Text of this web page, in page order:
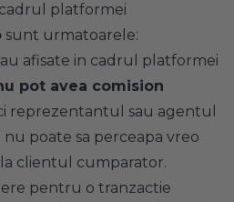
platformei
sunt urmatoarele:
afisate in cadrul platformei
pot avea comision
reprezentantul sau agentul
poate sa perceapa vreo
clientul cumparator.
pentru o tranzactie